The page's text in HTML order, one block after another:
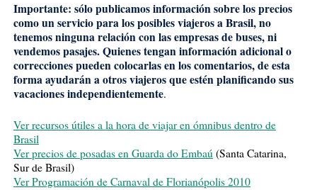
Importante: sólo publicamos información sobre los precios
como un servicio para los posibles viajeros a Brasil, no
tenemos ninguna relación con las empresas de buses, ni
vendemos pasajes. Quienes tengan información adicional o
correcciones pueden colocarlas en los comentarios, de esta
forma ayudarán a otros viajeros que estén planificando sus
vacaciones independientemente.
Ver recursos útiles a la hora de viajar en ómnibus dentro de
Brasil
Ver precios de posadas en Guarda do Embaú(Santa Catarina,
Sur de Brasil)
Ver Programación de Carnaval de Florianópolis 2010